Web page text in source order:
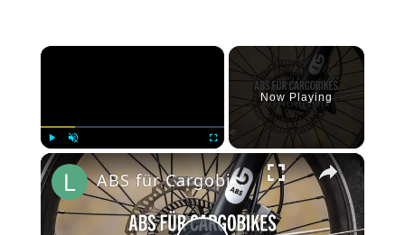
×
Play Unmute Fullscreen
Now Playing
×
ABS für Cargobikes von Bluebrake im lifeCYCLE Kurztest